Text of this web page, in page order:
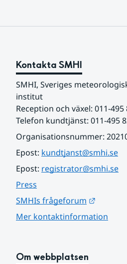
Kontakta SMHI
SMHI, Sveriges
institut
Reception och växel: 011-495
Telefon kundtjänst: 011-495
Organisationsnummer:
Epost: kundtjanst@smhi.se
Epost: registrator@smhi.se
Press
SMHIs frågeforum
Mer kontaktinformation
Om webbplatsen